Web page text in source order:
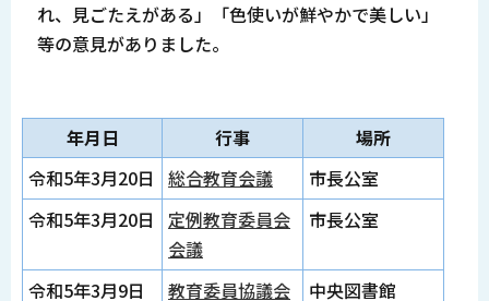
れ、見ごたえがある」「色使いが鮮やかで美しい」
等の意見がありました。
年月日 行事
場所
令和5年3月20日
総合教育会議
市長公室
令和5年3月20日
定例教育委員会
会議
市長公室
令和5年3月9日 教育委員協議会
中央図書館